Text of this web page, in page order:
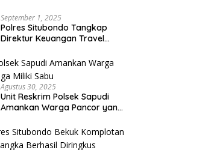
September 1, 2025
Polres Situbondo Tangkap
Direktur Keuangan Travel
Capai Miliaran Rupiah
Agustus 30, 2025
Unit Reskrim Polsek Sapudi
Amankan Warga Pancor yang